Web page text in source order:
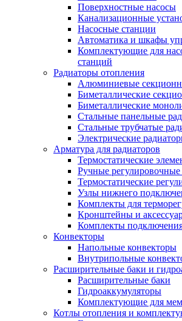
Поверхностные насосы
Канализационные
Насосные станции
Автоматика и шкафы
Комплектующие для
станций
Радиаторы отопления
Алюминиевые
Биметаллические
Биметаллические
Стальные панельные
Стальные трубчатые
Электрические
Арматура для радиаторов
Термостатические
Ручные
Термостатические
Узлы нижнего
Комплекты для
Кронштейны и
Комплекты
Конвекторы
Напольные конвекторы
Внутрипольные
Расширительные баки и
Расширительные баки
Гидроаккумуляторы
Комплектующие для
Котлы отопления и